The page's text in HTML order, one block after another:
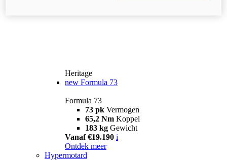
Heritage
new Formula 73
Formula 73
73 pk Vermogen
65,2 Nm Koppel
183 kg Gewicht
Vanaf €19.190 i
Ontdek meer
Hypermotard